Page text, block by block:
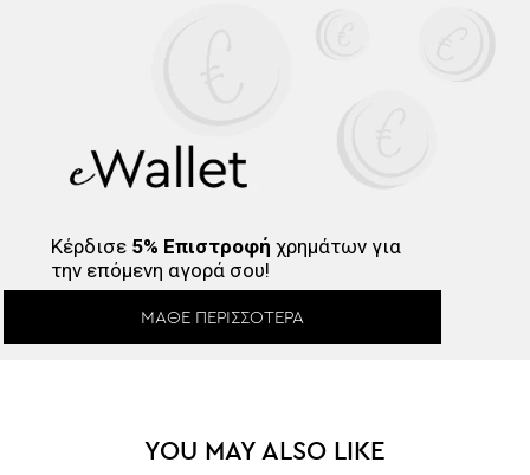
Κέρδισε 5% Επιστροφή χρημάτων για
την επόμενη αγορά σου!
ΜΆΘΕ ΠΕΡΙΣΣΌΤΕΡΑ
YOU MAY ALSO LIKE